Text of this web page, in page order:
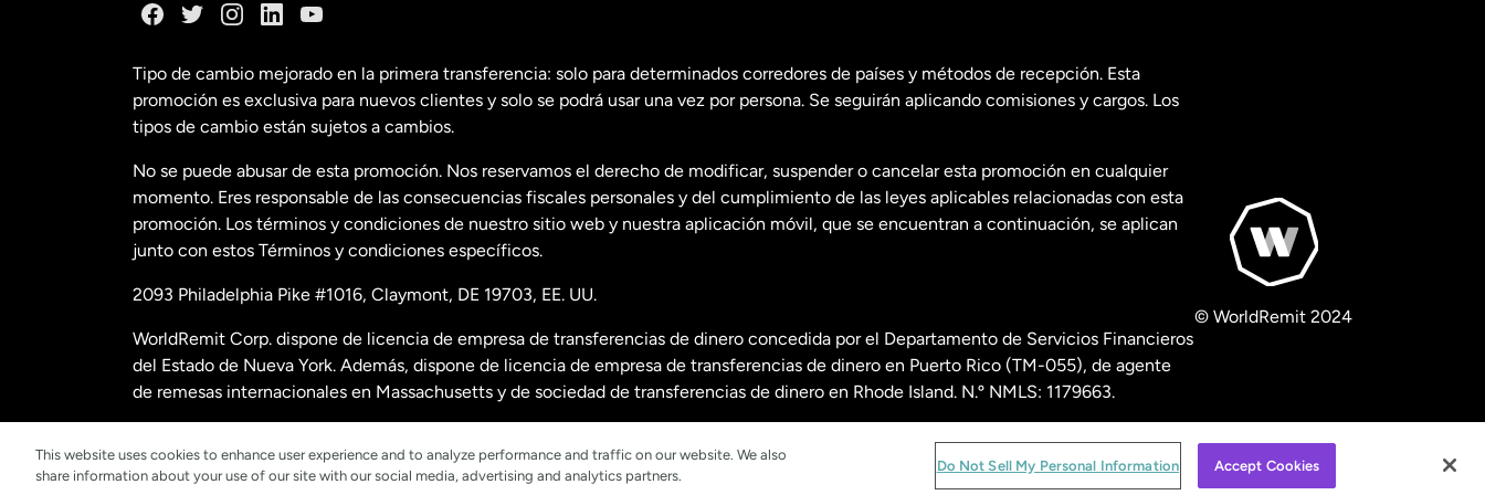
Estados Unidos English
Estados Unidos Español
Francia
Malasia
Nueva Zelanda
Países Bajos
Tipo de cambio mejorado en la primera transferencia: solo para determinados corredores de países y métodos de recepción. Esta
promoción es exclusiva para nuevos clientes y solo se podrá usar una vez por persona. Se seguirán aplicando comisiones y cargos. Los
tipos de cambio están sujetos a cambios.
No se puede abusar de esta promoción. Nos reservamos el derecho de modificar, suspender o cancelar esta promoción en cualquier
momento. Eres responsable de las consecuencias fiscales personales y del cumplimiento de las leyes aplicables relacionadas con esta
promoción. Los términos y condiciones de nuestro sitio web y nuestra aplicación móvil, que se encuentran a continuación, se aplican
junto con estos Términos y condiciones específicos.
2093 Philadelphia Pike #1016, Claymont, DE 19703, EE. UU.
WorldRemit Corp. dispone de licencia de empresa de transferencias de dinero concedida por el Departamento de Servicios Financieros
del Estado de Nueva York. Además, dispone de licencia de empresa de transferencias de dinero en Puerto Rico (TM-055), de agente
de remesas internacionales en Massachusetts y de sociedad de transferencias de dinero en Rhode Island. N.º NMLS: 1179663.
© WorldRemit 2024
This website uses cookies to enhance user experience and to analyze performance and traffic on our website. We also
share information about your use of our site with our social media, advertising and analytics partners.
Do Not Sell My Personal Information Accept Cookies